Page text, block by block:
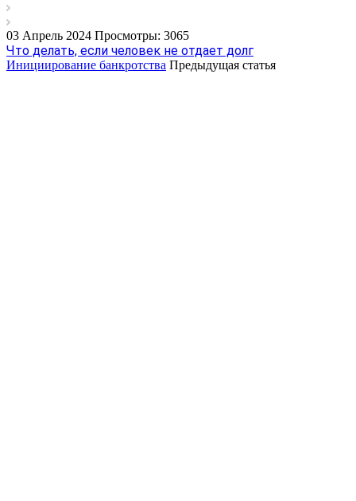
03 Апрель 2024 Просмотры: 3065
Что делать, если человек не отдает долг
Инициирование банкротства Предыдущая статья